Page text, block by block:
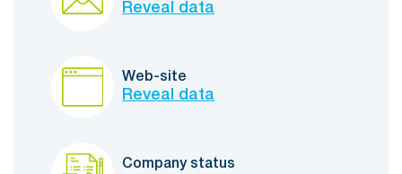
Reveal data
Web-site
Reveal data
Company status